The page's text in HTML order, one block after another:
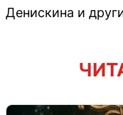
Денискина и